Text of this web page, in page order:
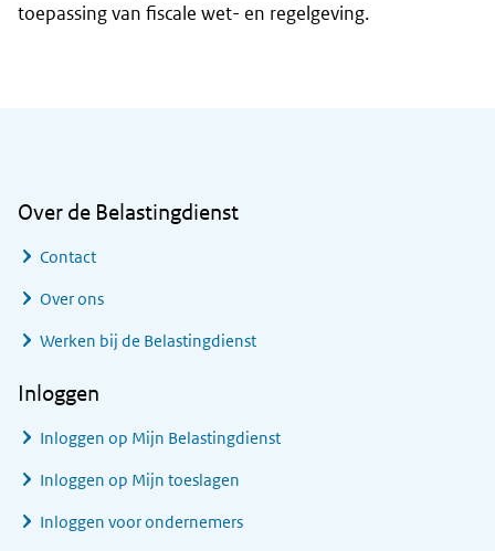
toepassing van fiscale wet- en regelgeving.
Over de Belastingdienst
Contact
Over ons
Werken bij de Belastingdienst
Inloggen
Inloggen op Mijn Belastingdienst
Inloggen op Mijn toeslagen
Inloggen voor ondernemers